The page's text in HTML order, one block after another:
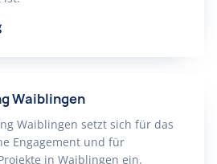
Waiblingen
Waiblingen setzt sich für das
Engagement und für
in Waiblingen ein.